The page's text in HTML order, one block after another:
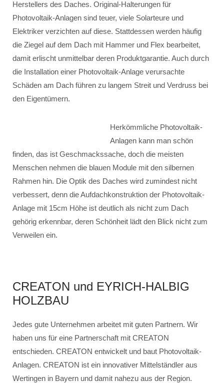
Herstellers des Daches. Original-Halterungen für
Photovoltaik-Anlagen sind teuer, viele Solarteure und
Elektriker verzichten auf diese. Stattdessen werden häufig
die Ziegel auf dem Dach mit Hammer und Flex bearbeitet,
damit erlischt unmittelbar deren Produktgarantie. Auch durch
die Installation einer Photovoltaik-Anlage verursachte
Schäden am Dach führen zu langem Streit und Verdruss bei
den Eigentümern.
Herkömmliche Photovoltaik-
Anlagen kann man schön
finden, das ist Geschmackssache, doch die meisten
Menschen nehmen die blauen Module mit den silbernen
Rahmen hin. Die Optik des Daches wird zumindest nicht
verbessert, denn die Aufdachkonstruktion der Photovoltaik-
Anlage mit 15cm Höhe ist deutlich als nicht zum Dach
gehörig erkennbar, deren Schönheit lädt den Blick nicht zum
Verweilen ein.
CREATON und EYRICH-HALBIG
HOLZBAU
Jedes gute Unternehmen arbeitet mit guten Partnern. Wir
haben uns für eine Partnerschaft mit CREATON
entschieden. CREATON entwickelt und baut Photovoltaik-
Anlagen. CREATON ist ein innovativer Mittelständler aus
Wertingen in Bayern und damit nahezu aus der Region.